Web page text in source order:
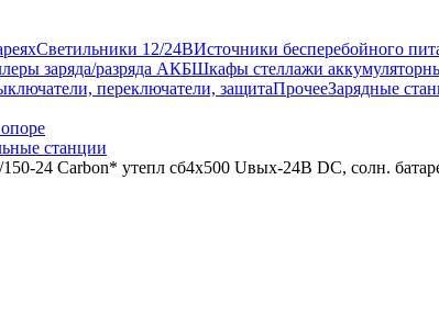
Светильники 12/24ВИсточники бесперебойного
заряда/разряда АКБШкафы стеллажи
переключатели, защитаПрочееЗарядные
станции
150-24 Carbon* утепл сб4x500 Uвых-24В DC, солн.